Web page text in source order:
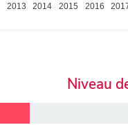
2013 2014 2015 2016
Niveau